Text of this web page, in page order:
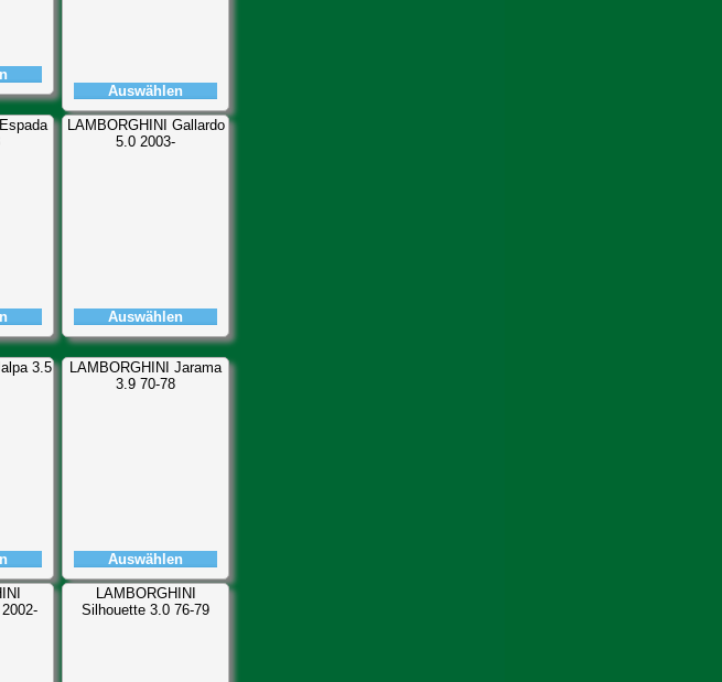
Auswählen
LAMBORGHINI Gallardo
5.0 2003-
Auswählen
3.5
LAMBORGHINI Jarama
3.9 70-78
Auswählen
LAMBORGHINI
Silhouette 3.0 76-79